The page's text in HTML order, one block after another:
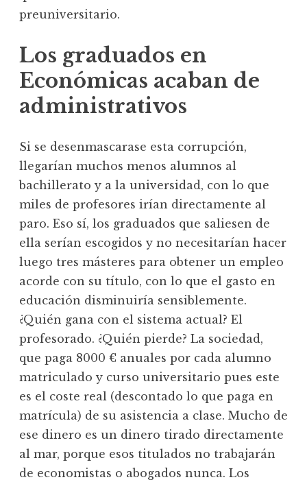
preuniversitario.
Los graduados en
Económicas acaban de
administrativos
Si se desenmascarase esta corrupción,
llegarían muchos menos alumnos al
bachillerato y a la universidad, con lo que
miles de profesores irían directamente al
paro. Eso sí, los graduados que saliesen de
ella serían escogidos y no necesitarían hacer
luego tres másteres para obtener un empleo
acorde con su título, con lo que el gasto en
educación disminuiría sensiblemente.
¿Quién gana con el sistema actual? El
profesorado. ¿Quién pierde? La sociedad,
que paga 8000 € anuales por cada alumno
matriculado y curso universitario pues este
es el coste real (descontado lo que paga en
matrícula) de su asistencia a clase. Mucho de
ese dinero es un dinero tirado directamente
al mar, porque esos titulados no trabajarán
de economistas o abogados nunca. Los